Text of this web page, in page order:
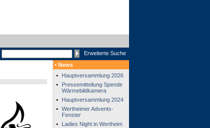
Erweiterte Suche
• News
•
Hauptversammlung 2026
•
Pressemitteilung Spende
Wärmebildkamera
•
Hauptversammlung 2024
• Wertheimer Advents-
Fenster
•
Ladies Night in Wertheim